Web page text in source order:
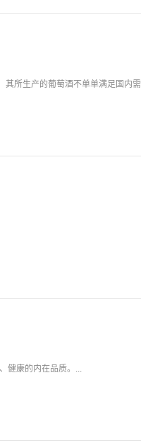
所生产的葡萄酒不单单满足国内
健康的内在品质。...